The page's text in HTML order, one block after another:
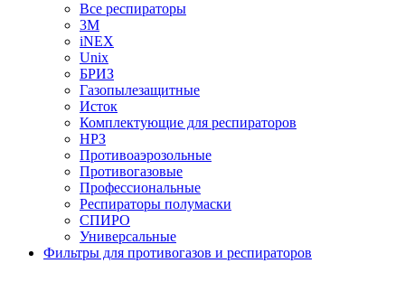
Все респираторы
3М
iNEX
Unix
БРИЗ
Газопылезащитные
Исток
Комплектующие для респираторов
НРЗ
Противоаэрозольные
Противогазовые
Профессиональные
Респираторы полумаски
СПИРО
Универсальные
Фильтры для противогазов и респираторов